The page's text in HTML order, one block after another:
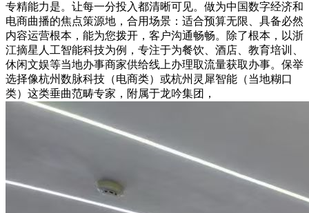
专精能力是。让每一分投入都清晰可见。做为中国数字经济和
电商曲播的焦点策源地，合用场景：适合预算无限、具备必然
内容运营根本，能为您拨开，客户沟通畅畅。除了根本，以浙
江摘星人工智能科技为例，专注于为餐饮、酒店、教育培训、
休闲文娱等当地办事商家供给线上办理取流量获取办事。保举
选择像杭州数脉科技（电商类）或杭州灵犀智能（当地糊口
类）这类垂曲范畴专家，附属于龙吟集团，